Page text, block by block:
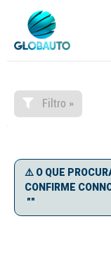
Filtro »
⚠️ O QUE
CONFIRME
""